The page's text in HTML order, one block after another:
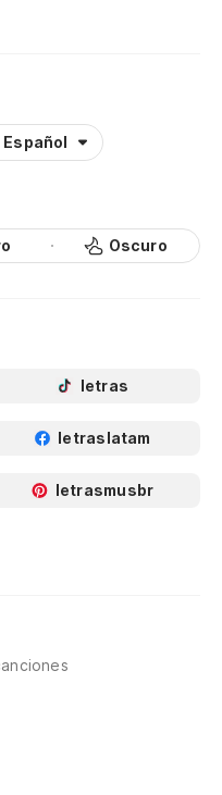
Español
Oscuro
letras
letraslatam
letrasmusbr